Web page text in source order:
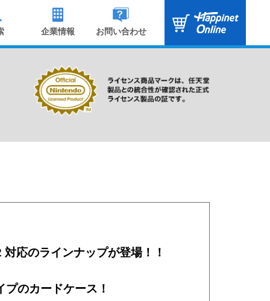
企業情報 お問い合わせ
応のラインナップが登場！！
のカードケース！